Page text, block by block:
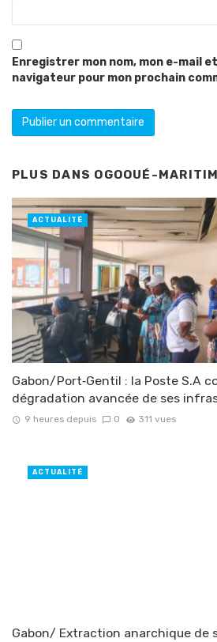
Enregistrer mon nom, mon e-mail
navigateur pour mon prochain
PLUS DANS OGOOUÉ-
Gabon/Port‑Gentil : la Poste S.A
dégradation avancée de ses
9 heures depuis 0 311 vues
ACTUALITÉ
Gabon/ Extraction anarchique de
ACTUALITÉ